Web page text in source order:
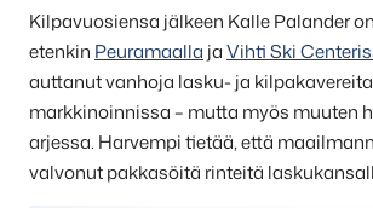
Kilpavuosiensa jälkeen Kalle Palander
etenkin Peuramaalla jaVihti Ski
auttanut vanhoja lasku- ja
markkinoinnissa – mutta myös muuten
arjessa. Harvempi tietää, että
valvonut pakkasöitä rinteitä